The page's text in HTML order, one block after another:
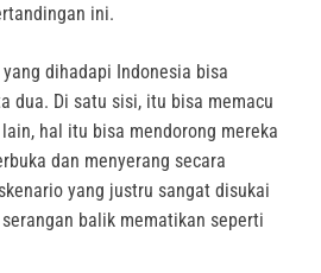
ini.
dihadapi Indonesia bisa
dua. Di satu sisi, itu bisa memacu
hal itu bisa mendorong mereka
dan menyerang secara
yang justru sangat disukai
balik mematikan seperti